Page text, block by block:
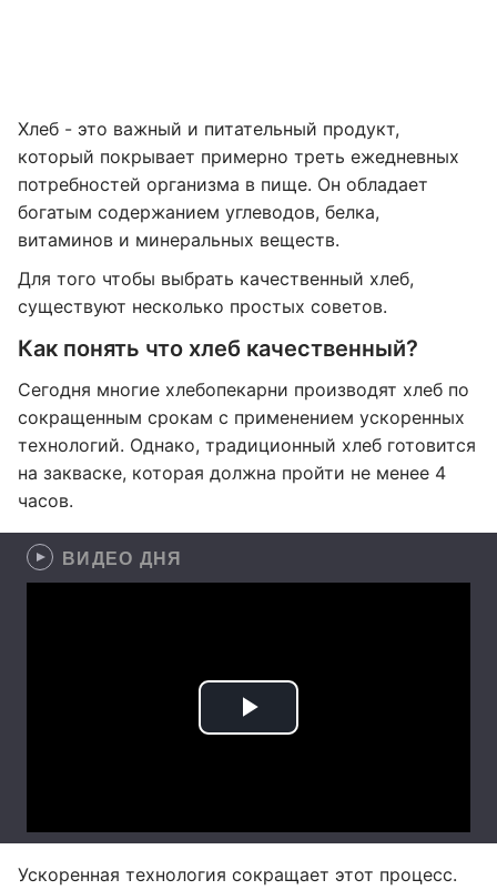
Хлеб - это важный и питательный продукт,
который покрывает примерно треть ежедневных
потребностей организма в пище. Он обладает
богатым содержанием углеводов, белка,
витаминов и минеральных веществ.
Для того чтобы выбрать качественный хлеб,
существуют несколько простых советов.
Как понять что хлеб качественный?
Сегодня многие хлебопекарни производят хлеб по
сокращенным срокам с применением ускоренных
технологий. Однако, традиционный хлеб готовится
на закваске, которая должна пройти не менее 4
часов.
ВИДЕО ДНЯ
Ускоренная технология сокращает этот процесс.